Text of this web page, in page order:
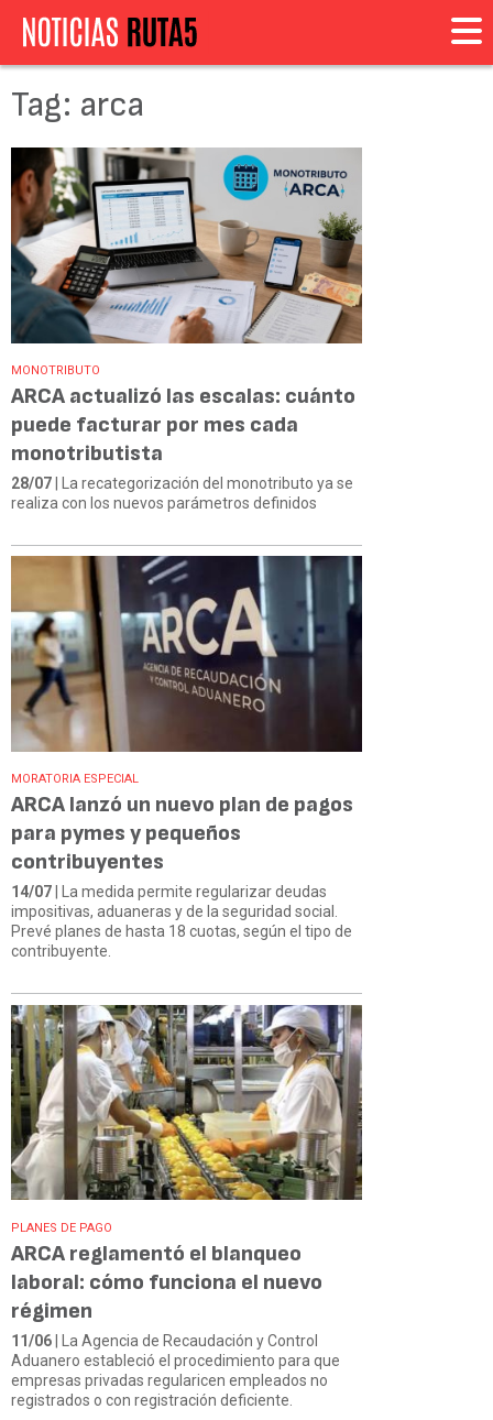
Tag: arca
MONOTRIBUTO
ARCA actualizó las escalas: cuánto
puede facturar por mes cada
monotributista
28/07 | La recategorización del monotributo ya se
realiza con los nuevos parámetros definidos
MORATORIA ESPECIAL
ARCA lanzó un nuevo plan de pagos
para pymes y pequeños
contribuyentes
14/07 | La medida permite regularizar deudas
impositivas, aduaneras y de la seguridad social.
Prevé planes de hasta 18 cuotas, según el tipo de
contribuyente.
PLANES DE PAGO
ARCA reglamentó el blanqueo
laboral: cómo funciona el nuevo
régimen
11/06| La Agencia de Recaudación y Control
Aduanero estableció el procedimiento para que
empresas privadas regularicen empleados no
registrados o con registración deficiente.